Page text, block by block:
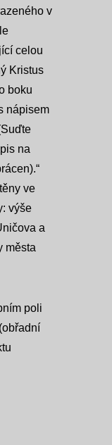
v
celou
Kristus
boku
nápisem
na
ve
výše
a
města
poli